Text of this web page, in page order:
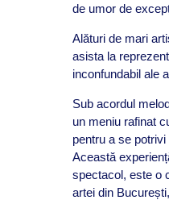
de umor de
Alături de mari
asista la
inconfundabil ale
Sub acordul
un meniu rafinat
pentru a se
Această
spectacol, este o
artei din